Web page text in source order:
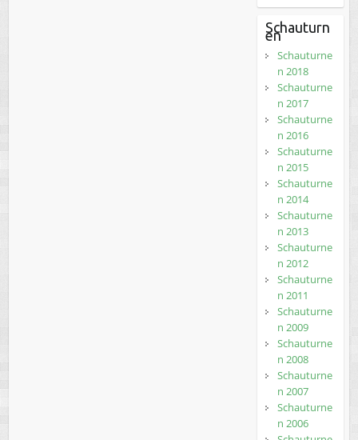
Schauturn
en
Schauturne
n 2018
Schauturne
n 2017
Schauturne
n 2016
Schauturne
n 2015
Schauturne
n 2014
Schauturne
n 2013
Schauturne
n 2012
Schauturne
n 2011
Schauturne
n 2009
Schauturne
n 2008
Schauturne
n 2007
Schauturne
n 2006